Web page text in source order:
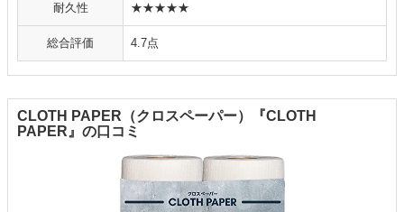
耐久性 ★★★★★
総合評価 4.7点
CLOTH PAPER（クロスペーパー）『CLOTH
PAPER』の口コミ